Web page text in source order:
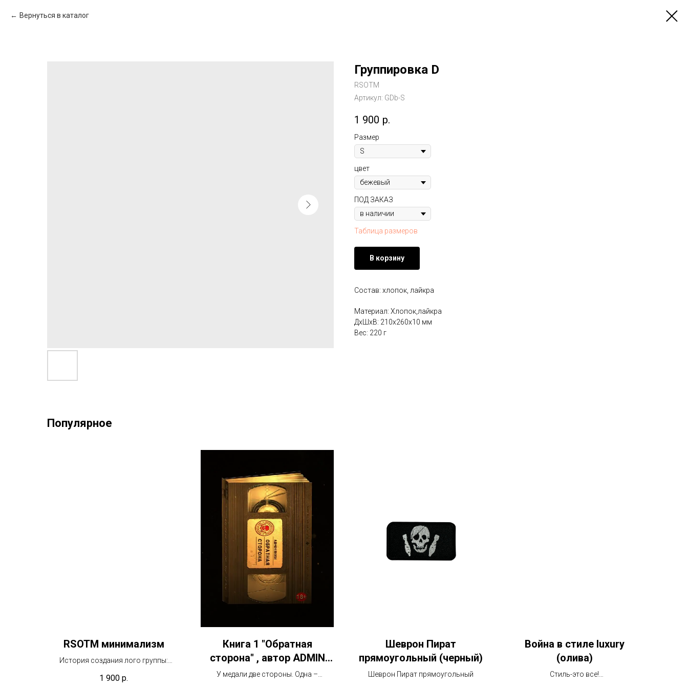
Вернуться в каталог
Группировка D
RSOTM
Артикул: GDb-S
1 900 р.
Размер
цвет
ПОД ЗАКАЗ
Таблица размеров
В корзину
Состав: хлопок, лайкра
Материал: Хлопок,лайкра
ДxШxВ: 210x260x10 мм
Вес: 220 г
Популярное
RSOTM минимализм
История создания лого группы:
0eec3b4f4283ec9550/?
1 900 р.
Книга 1 "Обратная
сторона" , автор ADMIN
RSOTM,
У медали две стороны. Одна –
Шеврон Пират
прямоугольный (черный)
Шеврон Пират прямоугольный
Война в стиле luxury
(олива)
Стиль-это все!